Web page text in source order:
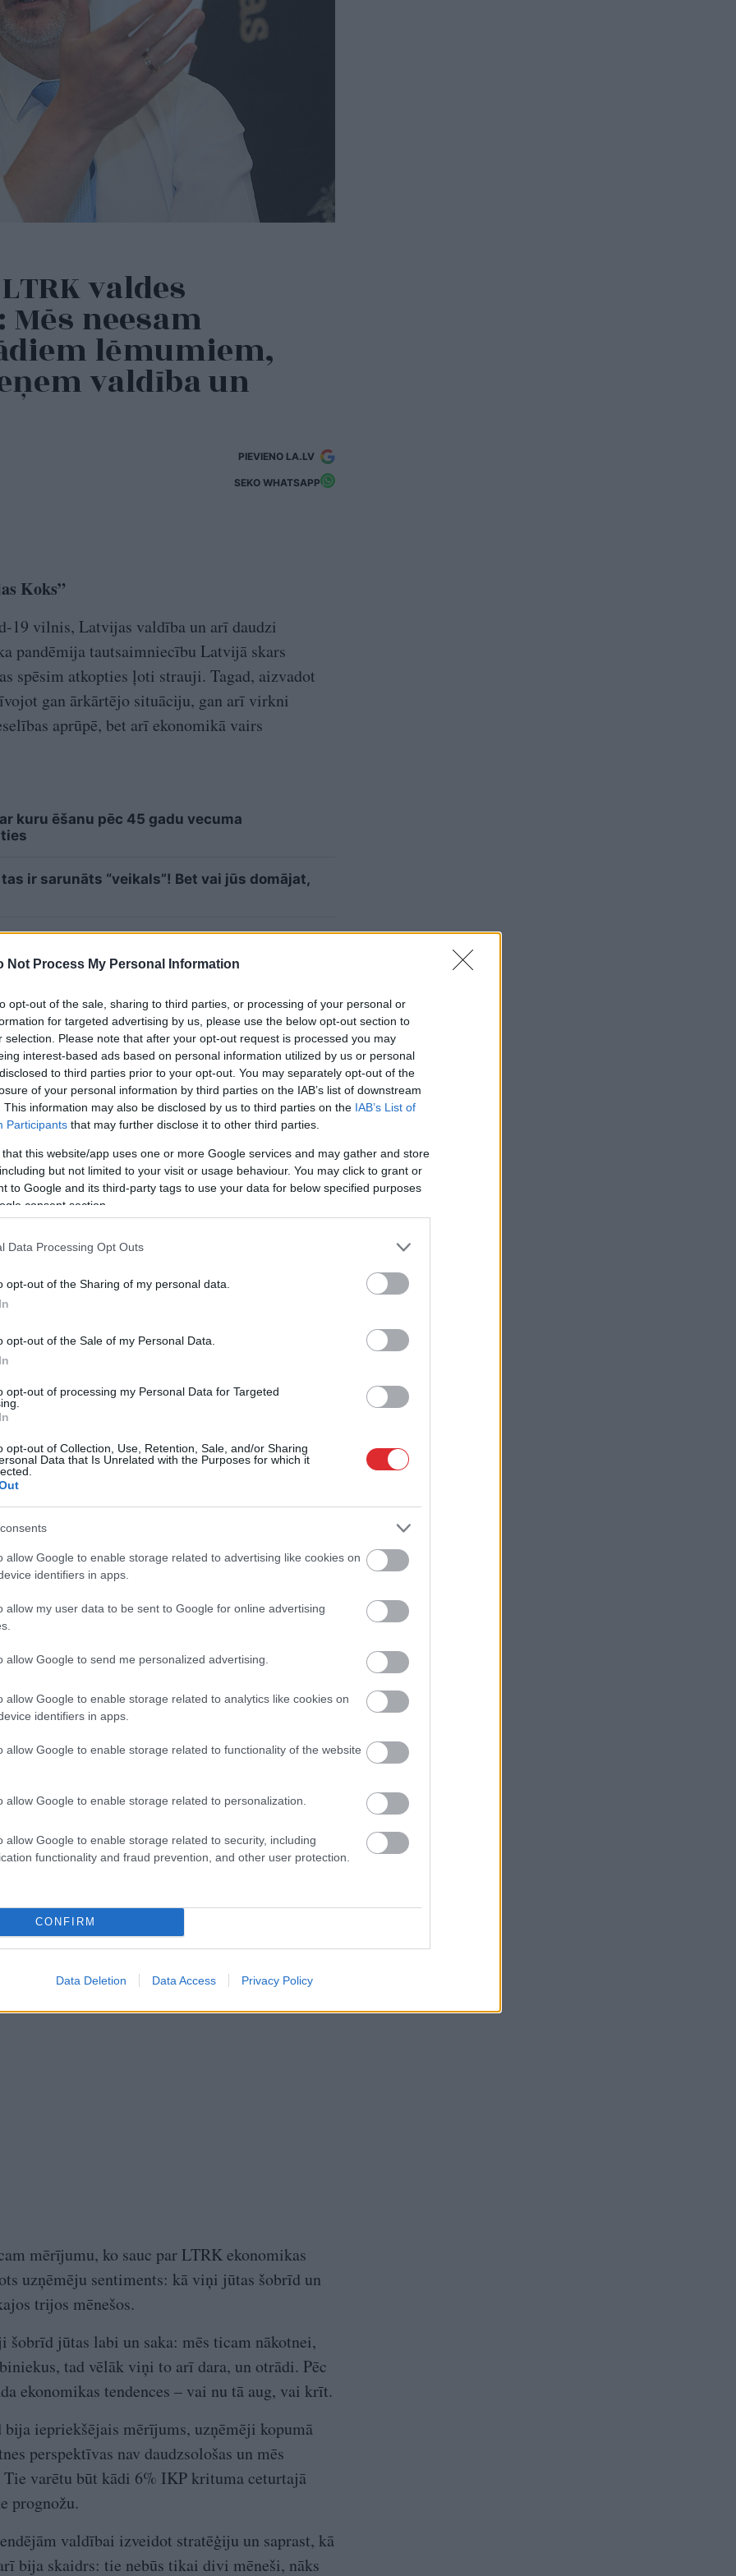
Not Process My Personal Information
opt-out of the sale, sharing to third parties, or processing of your personal or
for targeted advertising by us, please use the below opt-out section to
selection. Please note that after your opt-out request is processed you may
interest-based ads based on personal information utilized by us or personal
to third parties prior to your opt-out. You may separately opt-out of the
of your personal information by third parties on the IAB’s list of downstream
This information may also be disclosed by us to third parties on the IAB’s List of
Participants that may further disclose it to other third parties.
that this website/app uses one or more Google services and may gather and store
but not limited to your visit or usage behaviour. You may click to grant or
to Google and its third-party tags to use your data for below specified purposes
consent section.
Data Processing Opt Outs
opt-out of the Sharing of my personal data.
opt-out of the Sale of my Personal Data.
opt-out of processing my Personal Data for Targeted
opt-out of Collection, Use, Retention, Sale, and/or Sharing
Data that Is Unrelated with the Purposes for which it
allow Google to enable storage related to advertising like cookies on
identifiers in apps.
allow my user data to be sent to Google for online advertising
allow Google to send me personalized advertising.
allow Google to enable storage related to analytics like cookies on
identifiers in apps.
allow Google to enable storage related to functionality of the website
allow Google to enable storage related to personalization.
allow Google to enable storage related to security, including
functionality and fraud prevention, and other user protection.
CONFIRM
Data Deletion Data Access Privacy Policy
valdes
neesam
lēmumiem,
valdība un
PIEVIENO LA.LV
SEKO WHATSAPP
Koks”
19 vilnis, Latvijas valdība un arī daudzi
pandēmija tautsaimniecību Latvijā skars
spēsim atkopties ļoti strauji. Tagad, aizvadot
gan ārkārtējo situāciju, gan arī virkni
aprūpē, bet arī ekonomikā vairs
kuru ēšanu pēc 45 gadu vecuma
tas ir sarunāts “veikals”! Bet vai jūs domājat,
DNS spēs iegūt 80% šajā lauku gudrību
Lasīt citas ziņas
slēgtas viesnīcas, restorāni,
ierobežota dažādu preču tirdzniecība,
notiek ārā svaigā gaisā. Tas noteikti nevar
neskatoties uz premjera Krišjāņa
naudas mums ir tik daudz, cik vēl nekad nav
kādu viņi saskata attīstības
arLatvijas Tirdzniecības un rūpniecības
Jāni Endziņu
ir milzīgs
munīcijas!”
draud ar
tiem, kuri
“Viņiem visa dzīve bija
priekšā!” Bauskas
saimnieks tiesā nespēj
organizācija. Līdz ar to jums arī vislabāk
izdzīvot, nepārtraucot ražošanu,
kas bijuši spiesti darbu apturēt un visu
un nākotnes prognozes?
mērījumu, ko sauc par LTRK ekonomikas
uzņēmēju sentiments: kā viņi jūtas šobrīd un
trijos mēnešos.
šobrīd jūtas labi un saka: mēs ticam nākotnei,
tad vēlāk viņi to arī dara, un otrādi. Pēc
ekonomikas tendences – vai nu tā aug, vai krīt.
iepriekšējais mērījums, uzņēmēji kopumā
perspektīvas nav daudzsološas un mēs
varētu būt kādi 6% IKP krituma ceturtajā
prognožu.
valdībai izveidot stratēģiju un saprast, kā
bija skaidrs: tie nebūs tikai divi mēneši, nāks